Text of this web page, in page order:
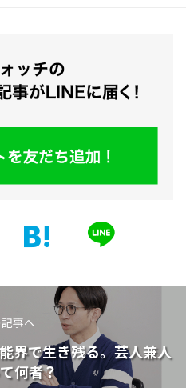
事へ
界で生き残る。芸人兼人
何者？